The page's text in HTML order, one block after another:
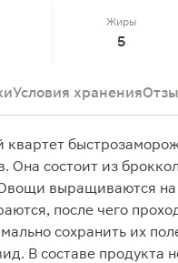
Жиры
5
Условия хранения
Она состоит из
выращиваются на
после чего
сохранить их
В составе продукта